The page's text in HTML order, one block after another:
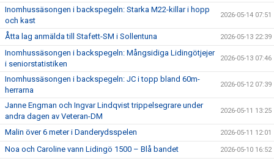
Inomhussäsongen i backspegeln: Starka M22-killar i hopp
och kast
2026-05-14 07:51
Åtta lag anmälda till Stafett-SM i Sollentuna 2026-05-13 22:39
Inomhussäsongen i backspegeln: Mångsidiga Lidingötjejer
i seniorstatistiken
2026-05-13 07:46
Inomhussäsongen i backspegeln: JC i topp bland 60m-
herrarna
2026-05-12 07:39
Janne Engman och Ingvar Lindqvist trippelsegrare under
andra dagen av Veteran-DM
2026-05-11 13:25
Malin över 6 meter i Danderydsspelen 2026-05-11 12:01
Noa och Caroline vann Lidingö 1500 – Blå bandet 2026-05-10 16:52